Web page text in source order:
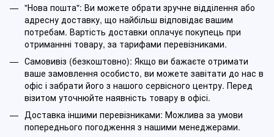
"Нова пошта": Ви можете обрати зручне відділення або
адресну доставку, що найбільш відповідає вашим
потребам. Вартість доставки оплачує покупець при
отриманнні товару, за тарифами перевізниками.
Самовивіз (безкоштовно): Якщо ви бажаєте отримати
ваше замовлення особисто, ви можете завітати до нас в
офіс і забрати його з нашого сервісного центру. Перед
візитом уточнюйте наявність товару в офісі.
Доставка іншими перевізниками: Можлива за умови
попереднього погодження з нашими менеджерами.